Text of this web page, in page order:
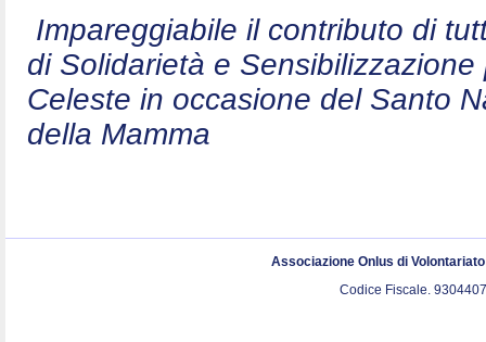
Impareggiabile il contributo di
di Solidarietà e
Celeste in occasione del Santo
della Mamma
Associazione Onlus di
Codice Fiscale.